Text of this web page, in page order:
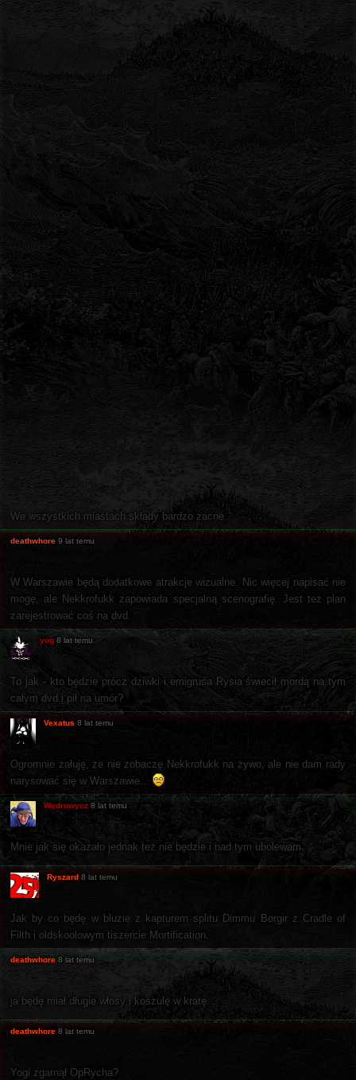
We wszystkich miastach składy bardzo zacne.
deathwhore 9 lat temu
W Warszawie będą dodatkowe atrakcje wizualne. Nic więcej napisać nie
mogę, ale Nekkrofukk zapowiada specjalną scenografię. Jest też plan
zarejestrować coś na dvd.
yog 8 lat temu
To jak - kto będzie prócz dziwki i emigrusa Rysia świecił mordą na tym
całym dvd i pił na umór?
Vexatus 8 lat temu
Ogromnie żałuję, że nie zobaczę Nekkrofukk na żywo, ale nie dam rady
narysować się w Warszawie...
Wędrowycz 8 lat temu
Mnie jak się okazało jednak też nie będzie i nad tym ubolewam.
Ryszard 8 lat temu
Jak by co będę w bluzie z kapturem splitu Dimmu Borgir z Cradle of
Filth i oldskoolowym tiszercie Mortification.
deathwhore 8 lat temu
ja będę miał długie włosy i koszulę w kratę
deathwhore 8 lat temu
Yogi zgarnął OpRycha?